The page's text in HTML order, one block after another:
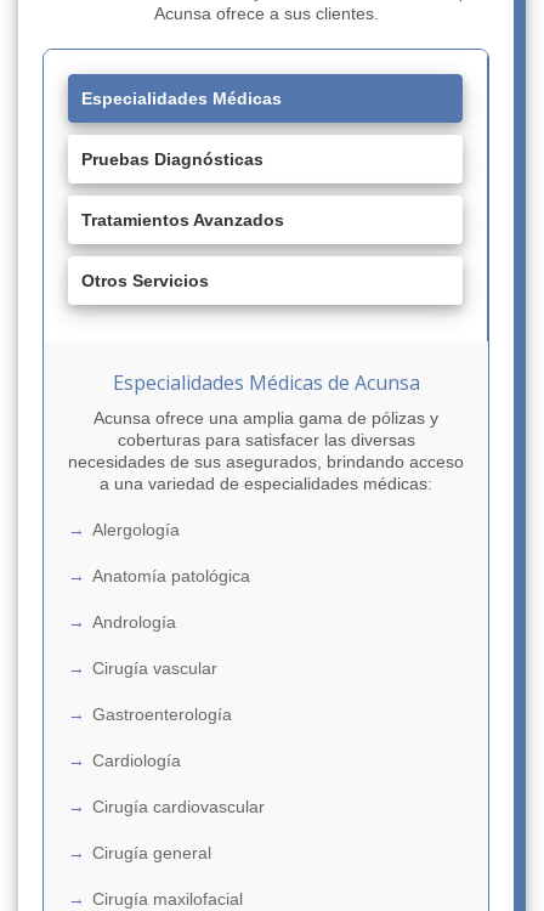
Acunsa ofrece a sus clientes.
Especialidades Médicas
Pruebas Diagnósticas
Tratamientos Avanzados
Otros Servicios
Especialidades Médicas de Acunsa
Acunsa ofrece una amplia gama de pólizas y
coberturas para satisfacer las diversas
necesidades de sus asegurados, brindando acceso
a una variedad de especialidades médicas:
Alergología
Anatomía patológica
Andrología
Cirugía vascular
Gastroenterología
Cardiología
Cirugía cardiovascular
Cirugía general
Cirugía maxilofacial